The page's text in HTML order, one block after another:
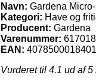
Navn: Gardena
Kategori: Have og
Producent: Gardena
Varenummer:
EAN: 4078500018401
Vurderet til 4.1 ud af 5